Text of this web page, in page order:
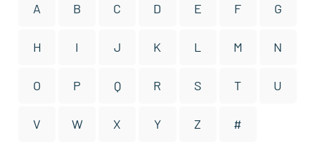
A B C D E F G
H I J K L M N
O P Q R S T U
V W X Y Z #